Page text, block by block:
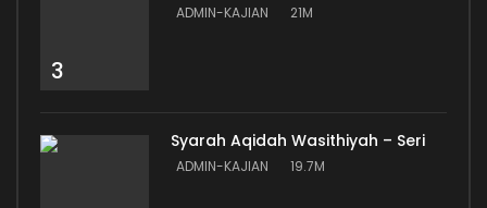
3
ADMIN-KAJIAN 21M
Syarah Aqidah Wasithiyah – Seri
ADMIN-KAJIAN 19.7M